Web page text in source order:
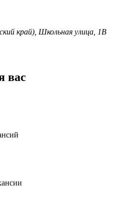
край), Школьная улица, 1В
вас